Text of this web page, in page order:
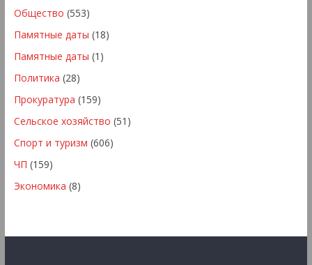
Общество (553)
Памятные даты (18)
Памятные даты (1)
Политика (28)
Прокуратура (159)
Сельское хозяйство (51)
Спорт и туризм (606)
ЧП (159)
Экономика (8)